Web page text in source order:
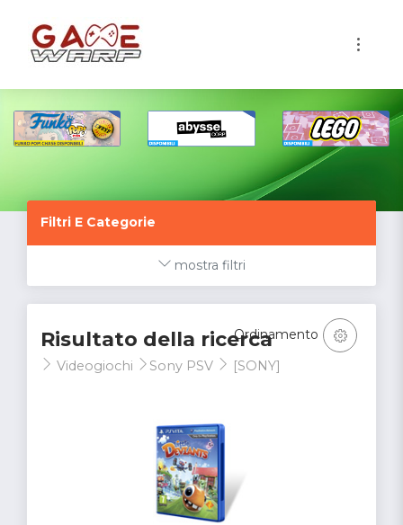
Filtri E Categorie
mostra filtri
Risultato della ricerca
Videogiochi Sony PSV [SONY]
Ordinamento